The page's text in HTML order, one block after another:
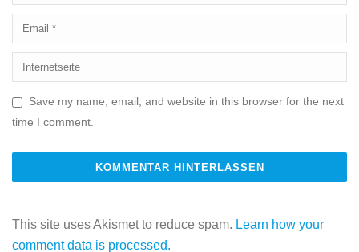
Save my name, email, and website in this browser for the next
time I comment.
This site uses Akismet to reduce spam. Learn how your
comment data is processed.